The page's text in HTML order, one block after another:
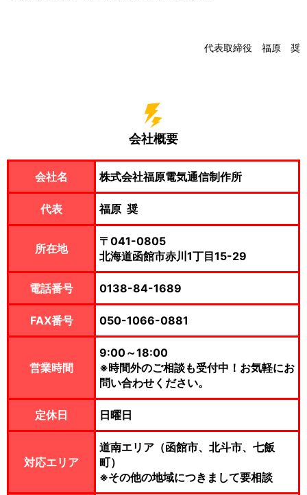
代表取締役 福原 奨
会社概要
会社名 株式会社福原電気通信制作所
代表 福原 奨
所在地
〒041-0805
北海道函館市赤川1丁目15-29
電話番号 0138-84-1689
FAX番号 050-1066-0881
営業時間
9:00～18:00
※時間外のご相談も受付中！お気軽にお
問い合わせください。
定休日 日曜日
対応エリア
道南エリア（函館市、北斗市、七飯
町）
※その他の地域につきまして要相談